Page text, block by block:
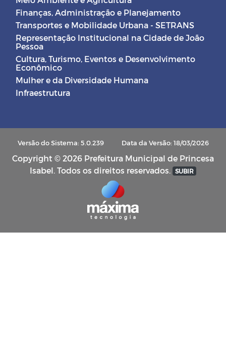
Finanças, Administração e Planejamento
Transportes e Mobilidade Urbana - SETRANS
Representação Institucional na Cidade de João
Pessoa
Cultura, Turismo, Eventos e Desenvolvimento
Econômico
Mulher e da Diversidade Humana
Infraestrutura
Versão do Sistema: 5.0.239 Data da Versão: 18/03/2026
Copyright © 2026 Prefeitura Municipal de Princesa
Isabel. Todos os direitos reservados. SUBIR